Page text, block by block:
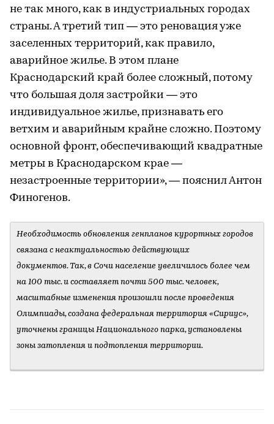
не так много, как в индустриальных городах
страны. А третий тип — это реновация уже
заселенных территорий, как правило,
аварийное жилье. В этом плане
Краснодарский край более сложный, потому
что большая доля застройки — это
индивидуальное жилье, признавать его
ветхим и аварийным крайне сложно. Поэтому
основной фронт, обеспечивающий квадратные
метры в Краснодарском крае —
незастроенные территории», — пояснил Антон
Финогенов.
Необходимость обновления генпланов курортных городов
связана с неактуальностью действующих
документов. Так, в Сочи население увеличилось более чем
на 100 тыс. и составляет почти 500 тыс. человек,
масштабные изменения произошли после проведения
Олимпиады, создана федеральная территория «Сириус»,
уточнены границы Национального парка, установлены
зоны затопления и подтопления территории.